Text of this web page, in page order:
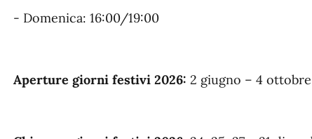
- Domenica: 16:00/19:00
Aperture giorni festivi 2026: 2 giugno – 4